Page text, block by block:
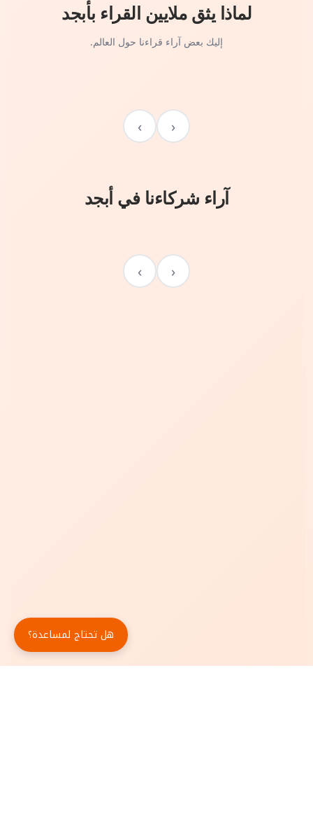
لماذا يثق ملايين القراء بأبجد
إليك بعض آراء قراءنا حول العالم.
‹
›
آراء شركاءنا في أبجد
‹
›
هل تحتاج لمساعدة؟